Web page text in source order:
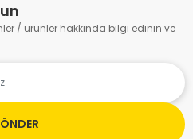
/ ürünler hakkında bilgi edinin ve